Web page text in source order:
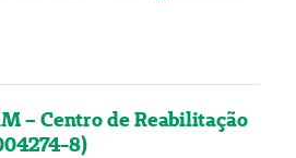
– Centro de Reabilitação
8)